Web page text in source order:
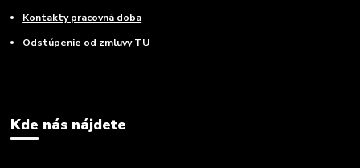
Kontakty pracovná doba
Odstúpenie od zmluvy TU
Kde nás nájdete